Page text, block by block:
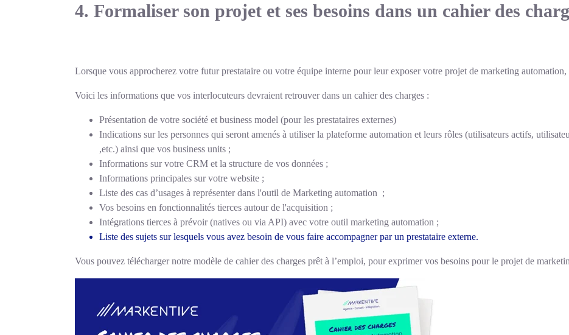
4. Formaliser son projet et ses besoins dans un cahier des
Lorsque vous approcherez votre futur prestataire ou votre équipe interne pour leur exposer votre projet de marketing automation,
Voici les informations que vos interlocuteurs devraient retrouver dans un cahier des charges :
Présentation de votre société et business model (pour les prestataires externes)
Indications sur les personnes qui seront amenés à utiliser la plateforme automation et leurs rôles (utilisateurs actifs,
,etc.) ainsi que vos business units ;
Informations sur votre CRM et la structure de vos données ;
Informations principales sur votre website ;
Liste des cas d’usages à représenter dans l'outil de Marketing automation ;
Vos besoins en fonctionnalités tierces autour de l'acquisition ;
Intégrations tierces à prévoir (natives ou via API) avec votre outil marketing automation ;
Liste des sujets sur lesquels vous avez besoin de vous faire accompagner par un prestataire externe.
Vous pouvez télécharger notre modèle de cahier des charges prêt à l’emploi, pour exprimer vos besoins pour le projet de